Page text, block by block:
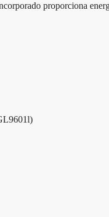
proporciona